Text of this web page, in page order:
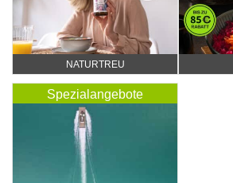
NATURTREU
Spezialangebote